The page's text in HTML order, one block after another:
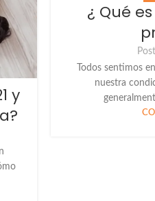
y
¿ Qué
Todos sentimos
nuestra